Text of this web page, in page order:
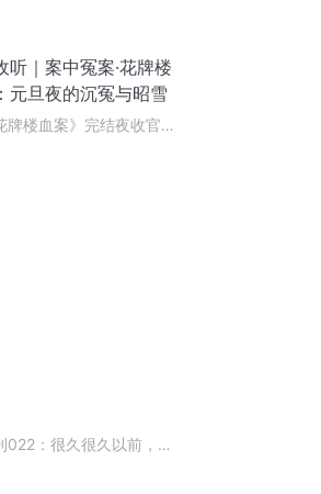
听｜案中冤案·花牌楼
元旦夜的沉冤与昭雪
牌楼血案》完结夜收官，
022：很久很久以前，有